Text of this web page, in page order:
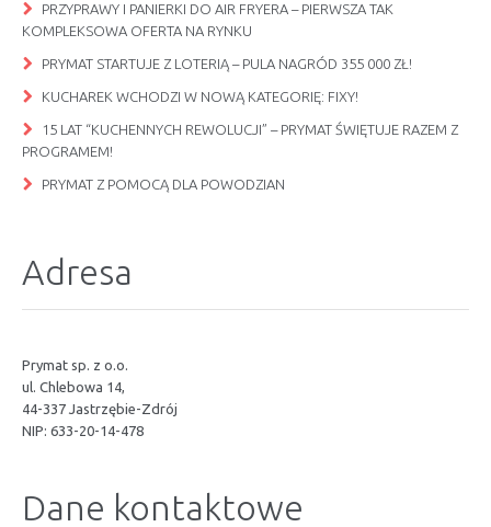
PRZYPRAWY I PANIERKI DO AIR FRYERA – PIERWSZA TAK
KOMPLEKSOWA OFERTA NA RYNKU
PRYMAT STARTUJE Z LOTERIĄ – PULA NAGRÓD 355 000 ZŁ!
KUCHAREK WCHODZI W NOWĄ KATEGORIĘ: FIXY!
15 LAT “KUCHENNYCH REWOLUCJI” – PRYMAT ŚWIĘTUJE RAZEM Z
PROGRAMEM!
PRYMAT Z POMOCĄ DLA POWODZIAN
Adresa
Prymat sp. z o.o.
ul. Chlebowa 14,
44-337 Jastrzębie-Zdrój
NIP: 633-20-14-478
Dane kontaktowe